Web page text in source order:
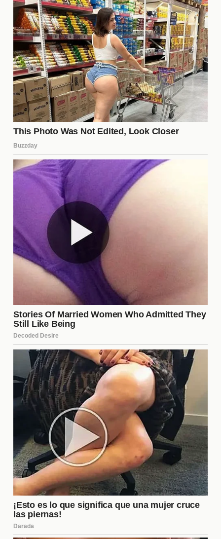
directo y sincero, lo que ha resonado positivamente
entre sus seguidores y ha ayudado a mantener su
imagen pública intacta.
¿Qué impacto han tenido las
críticas en su carrera?
Curiosamente, las críticas han tenido un efecto dual
en la carrera deCan Yaman. Por un lado, han
generado controversia y debate, lo que ha
aumentado su visibilidad. Por otro lado, su
capacidad para manejar la situación ha fortalecido
su imagen como un artista resiliente y auténtico.
Esto ha llevado a más oportunidades en su carrera,
lo que sugiere que, en muchos casos, la adversidad
puede ser un catalizador para el crecimiento.
¿Cuál es la opinión de sus fans
sobre las críticas?
Los seguidores de Can Yaman
fuerte apoyo ante las críticas. Muchos consideran
que son injustas y han defendido a su ídolo en
redes sociales. Esta comunidad activa ha creado
un ambiente positivo que contrarresta las opiniones
negativas, demostrando que la lealtad de los fans
puede ser un factor decisivo en la percepción
pública de un artista.